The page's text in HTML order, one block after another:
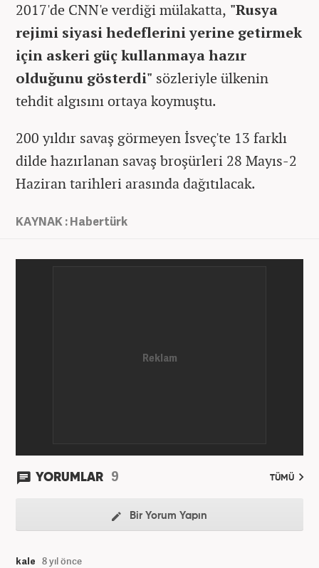
2017'de CNN'e verdiği mülakatta, "Rusya
rejimi siyasi hedeflerini yerine getirmek
için askeri güç kullanmaya hazır
olduğunu gösterdi" sözleriyle ülkenin
tehdit algısını ortaya koymuştu.
200 yıldır savaş görmeyen İsveç'te 13 farklı
dilde hazırlanan savaş broşürleri 28 Mayıs-2
Haziran tarihleri arasında dağıtılacak.
KAYNAK : Habertürk
YORUMLAR 9 TÜMÜ
Bir Yorum Yapın
kale 8 yıl önce